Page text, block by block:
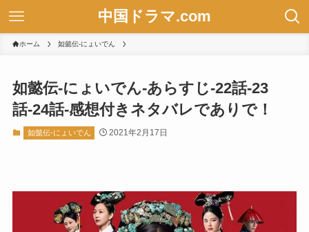
中国ドラマ.com
ホーム 如懿伝-にょいでん
如懿伝-にょいでん-あらすじ-22話-23
話-24話-感想付きネタバレでありで！
如懿伝-にょいでん 2021年2月17日